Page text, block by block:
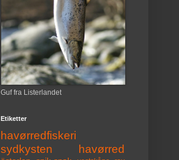
Guf fra Listerlandet
Etiketter
havørredfiskeri
sydkysten
havørred